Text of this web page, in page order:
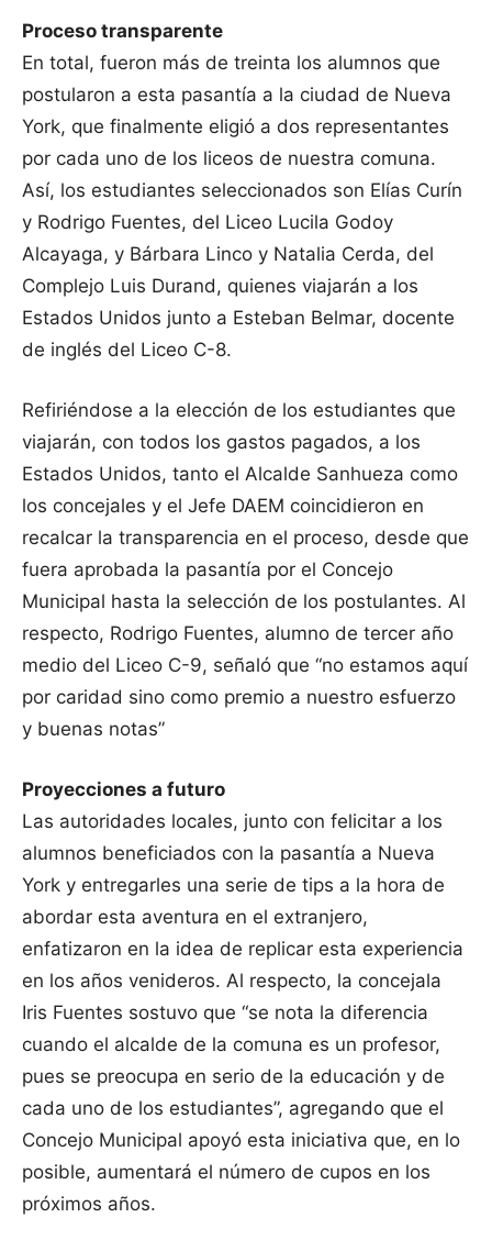
Proceso transparente
En total, fueron más de treinta los alumnos que
postularon a esta pasantía a la ciudad de Nueva
York, que finalmente eligió a dos representantes
por cada uno de los liceos de nuestra comuna.
Así, los estudiantes seleccionados son Elías Curín
y Rodrigo Fuentes, del Liceo Lucila Godoy
Alcayaga, y Bárbara Linco y Natalia Cerda, del
Complejo Luis Durand, quienes viajarán a los
Estados Unidos junto a Esteban Belmar, docente
de inglés del Liceo C-8.
Refiriéndose a la elección de los estudiantes que
viajarán, con todos los gastos pagados, a los
Estados Unidos, tanto el Alcalde Sanhueza como
los concejales y el Jefe DAEM coincidieron en
recalcar la transparencia en el proceso, desde que
fuera aprobada la pasantía por el Concejo
Municipal hasta la selección de los postulantes. Al
respecto, Rodrigo Fuentes, alumno de tercer año
medio del Liceo C-9, señaló que “no estamos aquí
por caridad sino como premio a nuestro esfuerzo
y buenas notas”
Proyecciones a futuro
Las autoridades locales, junto con felicitar a los
alumnos beneficiados con la pasantía a Nueva
York y entregarles una serie de tips a la hora de
abordar esta aventura en el extranjero,
enfatizaron en la idea de replicar esta experiencia
en los años venideros. Al respecto, la concejala
Iris Fuentes sostuvo que “se nota la diferencia
cuando el alcalde de la comuna es un profesor,
pues se preocupa en serio de la educación y de
cada uno de los estudiantes”, agregando que el
Concejo Municipal apoyó esta iniciativa que, en lo
posible, aumentará el número de cupos en los
próximos años.